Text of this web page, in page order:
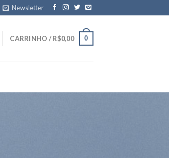
Newsletter
CARRINHO /R$0,00 0